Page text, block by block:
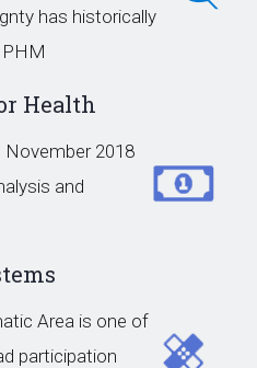
has historically
PHM
Health
November 2018
analysis and
Area is one of
participation